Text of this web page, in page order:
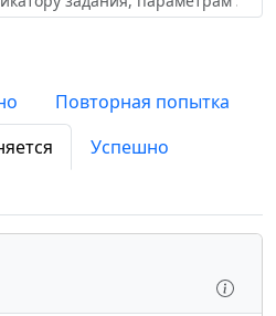
Повторная попытка
Успешно